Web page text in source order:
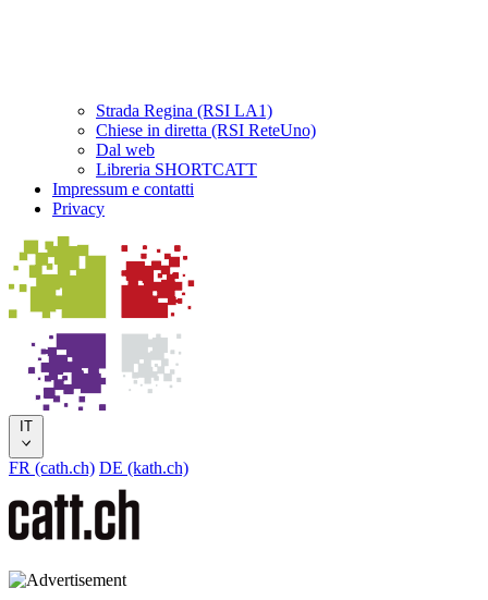
Strada Regina (RSI LA1)
Chiese in diretta (RSI ReteUno)
Dal web
Libreria SHORTCATT
Impressum e contatti
Privacy
IT
FR (cath.ch) DE (kath.ch)